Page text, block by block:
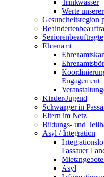
Trinkwasser
Werte
Gesundheitsregion
Seniorenbeauftragte
Ehrenamt
Engagement
Kinder/Jugend
Schwanger in
Eltern im Netz
Bildungs- und
Asyl / Integration
Passauer
Asyl